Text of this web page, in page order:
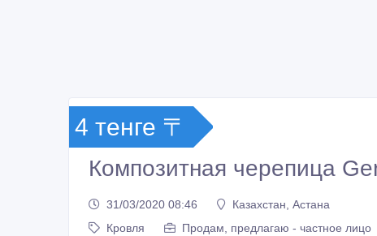
4 тенге 〒
Композитная черепица
31/03/2020 08:46
Казахстан, Астана
Кровля
Продам, предлагаю - частное лицо